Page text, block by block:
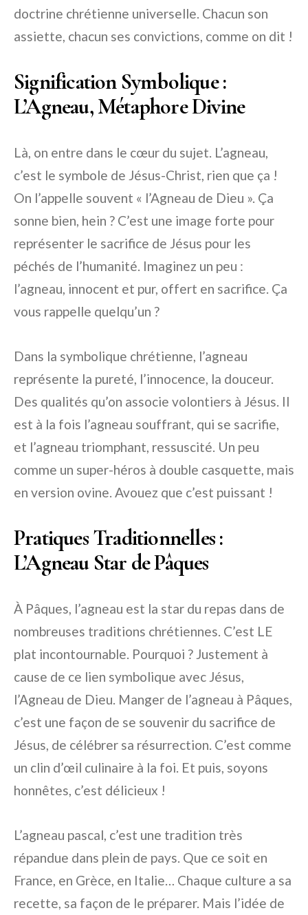
doctrine chrétienne universelle. Chacun son
assiette, chacun ses convictions, comme on dit !
Signification Symbolique :
L’Agneau, Métaphore Divine
Là, on entre dans le cœur du sujet. L’agneau,
c’est le symbole de Jésus-Christ, rien que ça !
On l’appelle souvent « l’Agneau de Dieu ». Ça
sonne bien, hein ? C’est une image forte pour
représenter le sacrifice de Jésus pour les
péchés de l’humanité. Imaginez un peu :
l’agneau, innocent et pur, offert en sacrifice. Ça
vous rappelle quelqu’un ?
Dans la symbolique chrétienne, l’agneau
représente la pureté, l’innocence, la douceur.
Des qualités qu’on associe volontiers à Jésus. Il
est à la fois l’agneau souffrant, qui se sacrifie,
et l’agneau triomphant, ressuscité. Un peu
comme un super-héros à double casquette, mais
en version ovine. Avouez que c’est puissant !
Pratiques Traditionnelles :
L’Agneau Star de Pâques
À Pâques, l’agneau est la star du repas dans de
nombreuses traditions chrétiennes. C’est LE
plat incontournable. Pourquoi ? Justement à
cause de ce lien symbolique avec Jésus,
l’Agneau de Dieu. Manger de l’agneau à Pâques,
c’est une façon de se souvenir du sacrifice de
Jésus, de célébrer sa résurrection. C’est comme
un clin d’œil culinaire à la foi. Et puis, soyons
honnêtes, c’est délicieux !
L’agneau pascal, c’est une tradition très
répandue dans plein de pays. Que ce soit en
France, en Grèce, en Italie… Chaque culture a sa
recette, sa façon de le préparer. Mais l’idée de